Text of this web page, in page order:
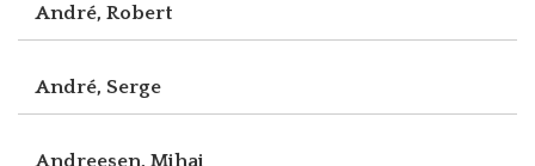
André, Robert
André, Serge
Andreesen, Mihai